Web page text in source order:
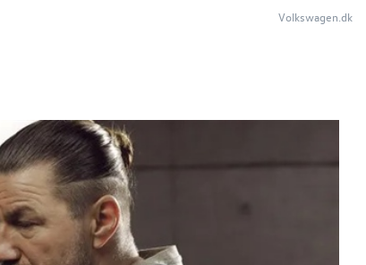
Volkswagen.dk